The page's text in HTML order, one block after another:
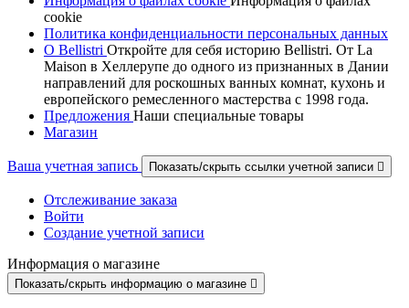
cookie
Политика конфиденциальности персональных данных
О Bellistri Откройте для себя историю Bellistri. От La
Maison в Хеллерупе до одного из признанных в Дании
направлений для роскошных ванных комнат, кухонь и
европейского ремесленного мастерства с 1998 года.
Предложения Наши специальные товары
Магазин
Ваша учетная запись Показать/скрыть ссылки учетной записи 
Отслеживание заказа
Войти
Создание учетной записи
Информация о магазине
Показать/скрыть информацию о магазине 